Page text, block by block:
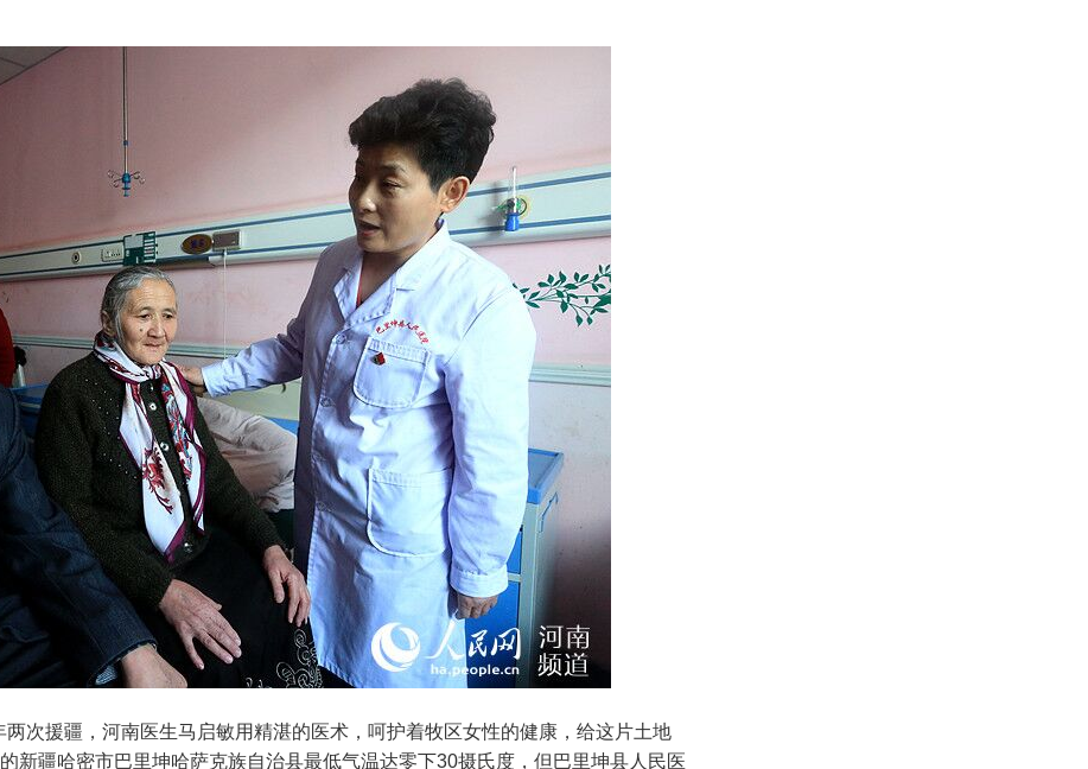
援疆，河南医生马启敏用精湛的医术，呵护着牧区女性的健康，给这片土地
新疆哈密市巴里坤哈萨克族自治县最低气温达零下30摄氏度，但巴里坤县人民医